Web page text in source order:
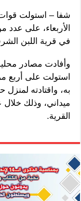
شفا – استولت قوات
الأربعاء، على
في قرية اللبن
وأفادت مصادر
استولت على أربع
به، واقتادته
ميداني، وذلك خلال
القرية.